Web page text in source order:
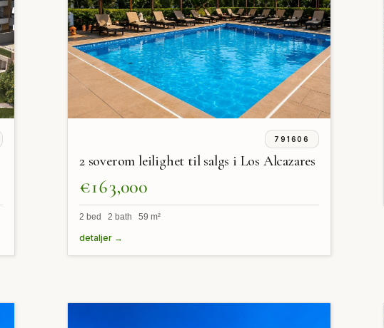
791606
2 soverom leilighet til salgs i Los Alcazares
€163,000
2 bed 2 bath 59 m²
detaljer →